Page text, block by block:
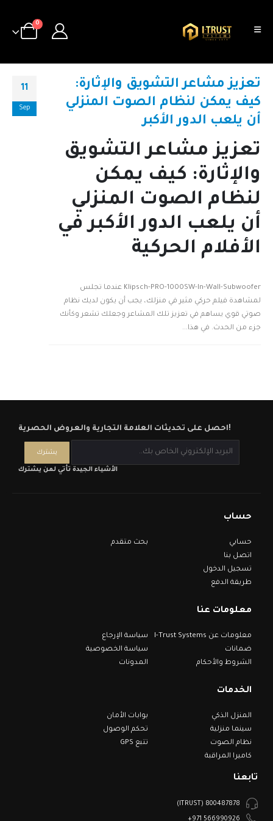
0
11
Sep
تعزيز مشاعر التشويق والإثارة:
كيف يمكن لنظام الصوت المنزلي
أن يلعب الدور الأكبر
تعزيز مشاعر التشويق
والإثارة: كيف يمكن
لنظام الصوت المنزلي
أن يلعب الدور الأكبر في
الأفلام الحركية
Klipsch-PRO-1000SW-In-Wall-Subwoofer عندما تجلس
لمشاهدة فيلم حركي مثير في منزلك، يجب أن يكون لديك نظام
صوتي قوي يساهم في تعزيز تلك المشاعر وجعلك تشعر وكأنك
جزء من الحدث. في هذا...
احصل على تحديثات العلامة التجارية والعروض الحصرية!
الأشياء الجيدة تأتي لمن يشترك
حساب
حسابي
اتصل بنا
تسجيل الدخول
طريقة الدفع
بحث متقدم
معلومات عنا
معلومات عن I-Trust Systems
ضمانات
الشروط والأحكام
سياسة الإرجاع
سياسة الخصوصية
المدونات
الخدمات
المنزل الذكي
سينما منزلية
نظام الصوت
كاميرا المراقبة
بوابات الأمان
تحكم الوصول
تتبع GPS
تابعنا
800487878 (ITRUST)
566990926 971+